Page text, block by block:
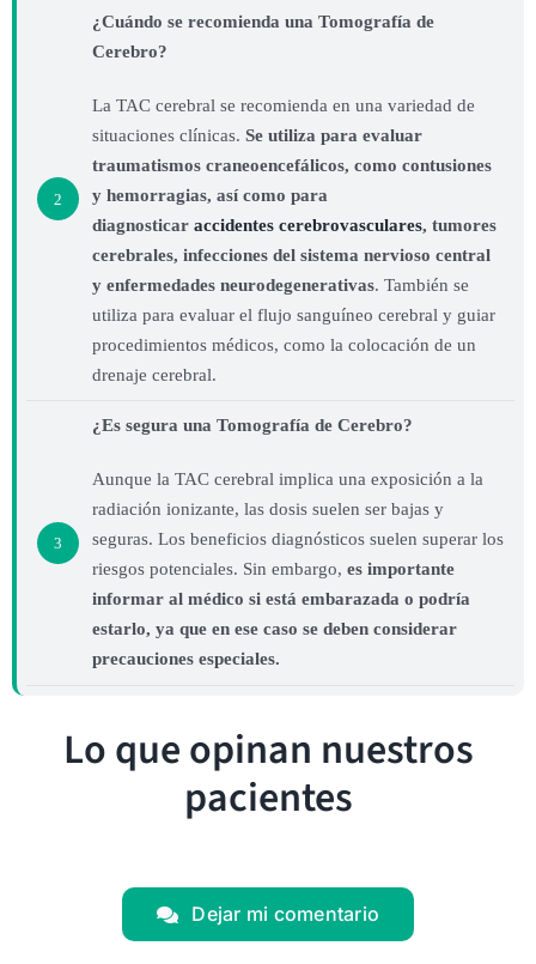
2
¿Cuándo se recomienda una Tomografía de
Cerebro?
La TAC cerebral se recomienda en una variedad de
situaciones clínicas. Se utiliza para evaluar
traumatismos craneoencefálicos, como contusiones
y hemorragias, así como para
diagnosticar accidentes cerebrovasculares, tumores
cerebrales, infecciones del sistema nervioso central
y enfermedades neurodegenerativas. También se
utiliza para evaluar el flujo sanguíneo cerebral y guiar
procedimientos médicos, como la colocación de un
drenaje cerebral.
3
¿Es segura una Tomografía de Cerebro?
Aunque la TAC cerebral implica una exposición a la
radiación ionizante, las dosis suelen ser bajas y
seguras. Los beneficios diagnósticos suelen superar los
riesgos potenciales. Sin embargo, es importante
informar al médico si está embarazada o podría
estarlo, ya que en ese caso se deben considerar
precauciones especiales.
Lo que opinan nuestros
pacientes
Dejar mi comentario